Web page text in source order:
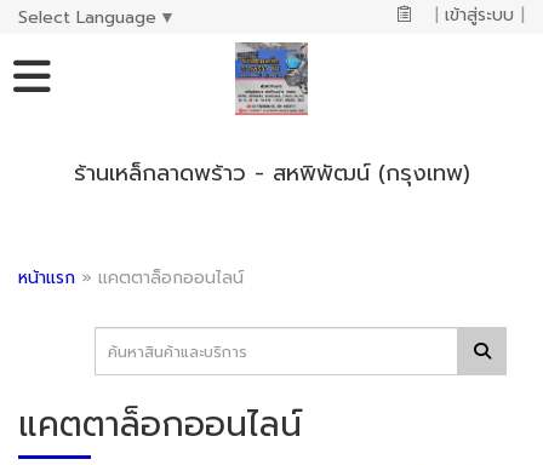
Select Language ▼ | เข้าสู่ระบบ |
ร้านเหล็กลาดพร้าว - สหพิพัฒน์ (กรุงเทพ)
หน้าแรก » แคตตาล็อกออนไลน์
แคตตาล็อกออนไลน์